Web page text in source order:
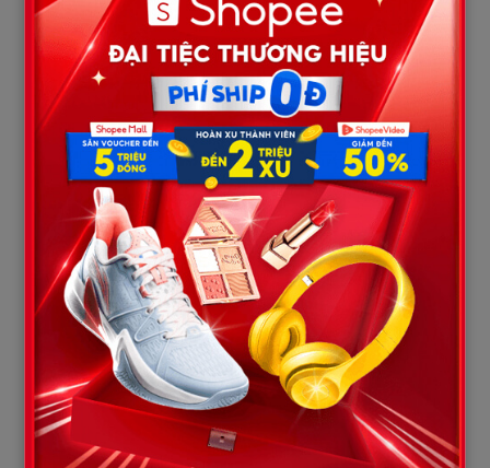
Đúng lúc định bước tới chúc mừng, tôi bỗng khựng lại.
Bên cạnh Ngọc là một chàng trai cao ráo đang ôm bó hoa lớn, cả
hai còn cười nói rất vui vẻ.
Tim tôi như chùng xuống.
Tôi tự nhủ có lẽ mình đã về quá muộn.
Tôi lặng lẽ quay người định rời đi thì bất ngờ nghe thấy phía sau
có tiếng gọi lớn:
– Anh Nam!
Tôi quay lại.
Ngọc đang chạy về phía mình.
Em mỉm cười rạng rỡ: